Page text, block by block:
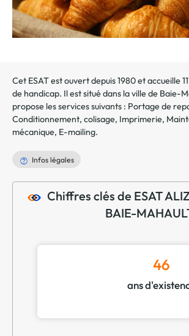
Cet ESAT est ouvert depuis 1980 et accueille
de handicap. Il est situé dans la ville de Baie-
propose les services suivants : Portage de
Conditionnement, colisage, Imprimerie,
mécanique, E-mailing.
Infos légales
Chiffres clés de ESAT
BAIE-
46
ans